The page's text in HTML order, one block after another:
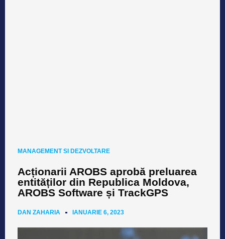
MANAGEMENT SI DEZVOLTARE
Acționarii AROBS aprobă preluarea
entităților din Republica Moldova,
AROBS Software și TrackGPS
DAN ZAHARIA IANUARIE 6, 2023